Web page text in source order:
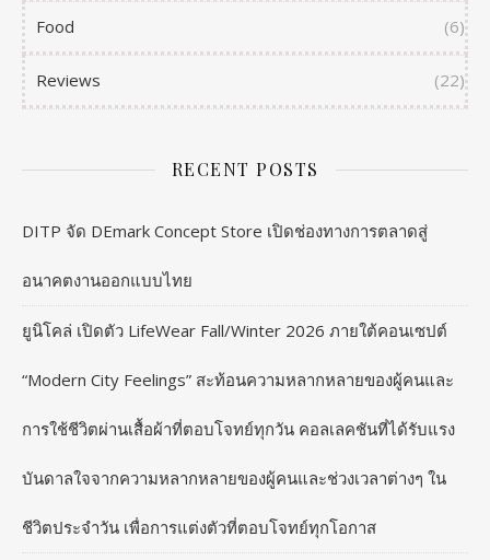
Food (6)
Reviews (22)
RECENT POSTS
DITP จัด DEmark Concept Store เปิดช่องทางการตลาดสู่
อนาคตงานออกแบบไทย
ยูนิโคล่ เปิดตัว LifeWear Fall/Winter 2026 ภายใต้คอนเซปต์
“Modern City Feelings” สะท้อนความหลากหลายของผู้คนและ
การใช้ชีวิตผ่านเสื้อผ้าที่ตอบโจทย์ทุกวัน คอลเลคชันที่ได้รับแรง
บันดาลใจจากความหลากหลายของผู้คนและช่วงเวลาต่างๆ ใน
ชีวิตประจำวัน เพื่อการแต่งตัวที่ตอบโจทย์ทุกโอกาส